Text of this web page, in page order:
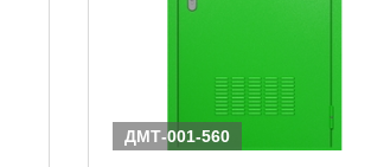
ДМТ-001-560